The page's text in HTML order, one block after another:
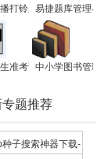
理统计分析微信家校)
打铃系统(校园版)
易捷题库管理与
准考证打印系统软件
中小学图书管理
题推荐
子搜索神器下载-